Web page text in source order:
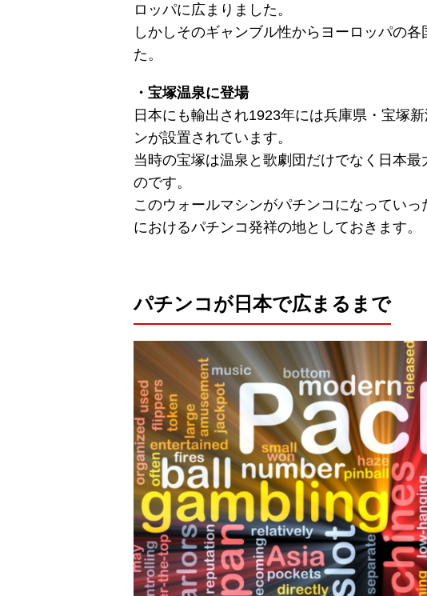
ロッパに広まりました。
しかしそのギャンブル性からヨーロッパの
た。
・宝塚温泉に登場
日本にも輸出され1923年には兵庫県・宝塚
ンが設置されています。
当時の宝塚は温泉と歌劇団だけでなく日本
のです。
このウォールマシンがパチンコになってい
におけるパチンコ発祥の地としておきます。
パチンコが日本で広まるまで